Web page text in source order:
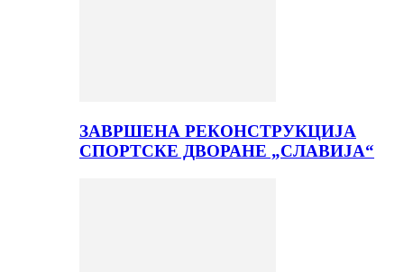
ЗАВРШЕНА РЕКОНСТРУКЦИЈА
СПОРТСКЕ ДВОРАНЕ „СЛАВИЈА“